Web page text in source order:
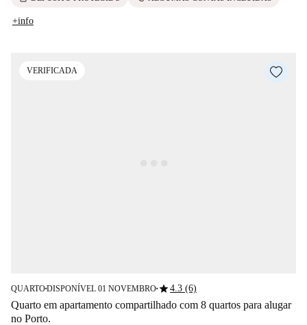
+info
VERIFICADA
QUARTO■DISPONÍVEL 01 NOVEMBRO■star4.3 (6)
Quarto em apartamento compartilhado com 8 quartos para alugar
no Porto.